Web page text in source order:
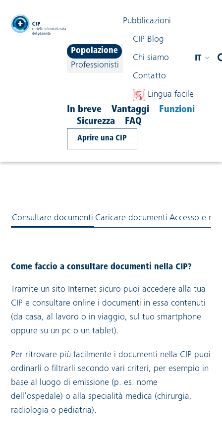
navigazione
Popolazione
Professionisti
Pubblicazioni
CIP Blog
Chi siamo
Contatto
Lingua facile
IT
In breve Vantaggi
Funzioni
Sicurezza
FAQ
Aprire una CIP
Condividi contenuto
Consultare documenti
Consultare documenti Caricare documenti Accesso e
Come faccio a consultare documenti nella CIP?
Tramite un sito Internet sicuro puoi accedere alla tua
CIP e consultare online i documenti in essa contenuti
(da casa, al lavoro o in viaggio, sul tuo smartphone
oppure su un pc o un tablet).
Per ritrovare più facilmente i documenti nella CIP puoi
ordinarli o filtrarli secondo vari criteri, per esempio in
base al luogo di emissione (p. es. nome
dell’ospedale) o alla specialità medica (chirurgia,
radiologia o pediatria).